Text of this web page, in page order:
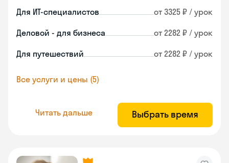
Для ИТ-специалистов от 3325 ₽ / урок
Деловой - для бизнеса от 2282 ₽ / урок
Для путешествий от 2282 ₽ / урок
Все услуги и цены (5)
Читать дальше Выбрать время